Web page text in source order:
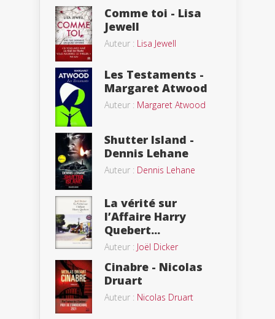
Comme toi - Lisa
Jewell
Auteur : Lisa Jewell
Les Testaments -
Margaret Atwood
Auteur : Margaret Atwood
Shutter Island -
Dennis Lehane
Auteur : Dennis Lehane
La vérité sur
l’Affaire Harry
Quebert...
Auteur : Joël Dicker
Cinabre - Nicolas
Druart
Auteur : Nicolas Druart